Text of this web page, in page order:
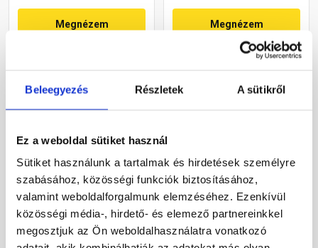
Beleegyezés Részletek A sütikről
Ez a weboldal sütiket használ
Sütiket használunk a tartalmak és hirdetések személyre
szabásához, közösségi funkciók biztosításához,
valamint weboldalforgalmunk elemzéséhez. Ezenkívül
közösségi média-, hirdető- és elemező partnereinkkel
megosztjuk az Ön weboldalhasználatra vonatkozó
Megnézem Megnézem
Leier Toscana
szolárkivezető egység
barna
Rendelésre
szolárkivezető egység
antracit
Rendelésre